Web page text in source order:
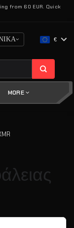
from 60 EUR. Quick
€
MORE